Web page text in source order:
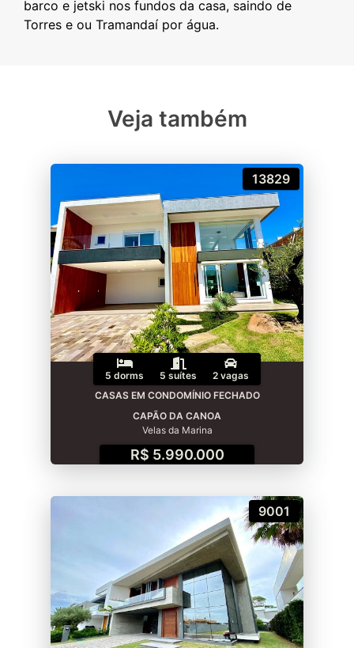
barco e jetski nos fundos da casa, saindo de
Veja também
13829
5 dorms 5 suítes
2 vagas
CASAS EM CONDOMÍNIO FECHADO
CAPÃO DA CANOA
Velas da Marina
R$ 5.990.000
9001